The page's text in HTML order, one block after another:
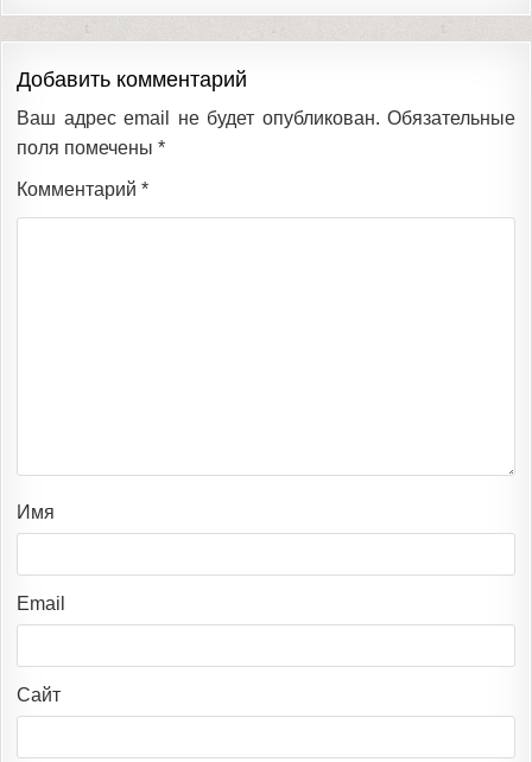
Добавить комментарий
Ваш адрес email не будет опубликован. Обязательные
поля помечены *
Комментарий *
Имя
Email
Сайт